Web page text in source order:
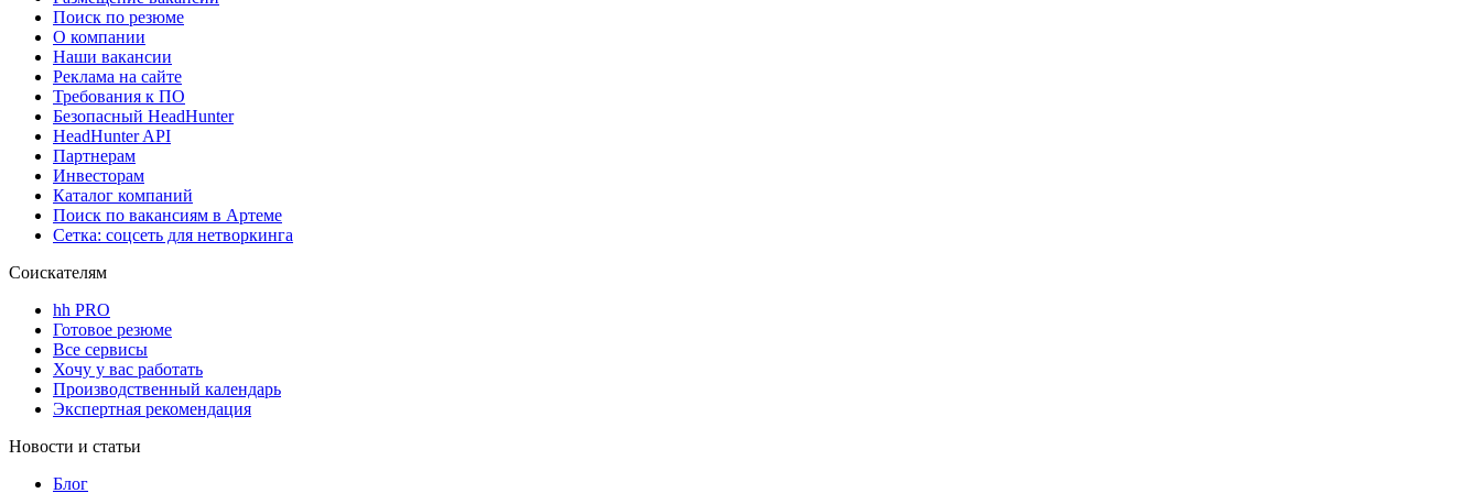
Поиск по резюме
О компании
Наши вакансии
Реклама на сайте
Требования к ПО
Безопасный HeadHunter
HeadHunter API
Партнерам
Инвесторам
Каталог компаний
Поиск по вакансиям в Артеме
Сетка: соцсеть для нетворкинга
Соискателям
hh PRO
Готовое резюме
Все сервисы
Хочу у вас работать
Производственный календарь
Экспертная рекомендация
Новости и статьи
Блог